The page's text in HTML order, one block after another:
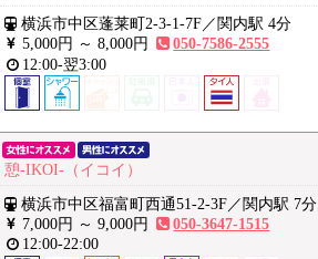
横浜市中区蓬莱町2-3-1-7F／関内駅 4分
5,000円 ～8,000円
050-7586-2555
12:00-翌3:00
憩-IKOI-（イコイ）
横浜市中区福富町西通51-2-3F／関内駅 7分
7,000円 ～9,000円
050-3647-1515
12:00-22:00